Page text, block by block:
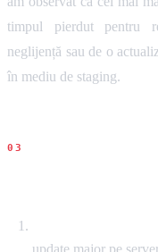
timpul pierdut pentru
neglijență sau de o
în mediu de staging.
update major pe